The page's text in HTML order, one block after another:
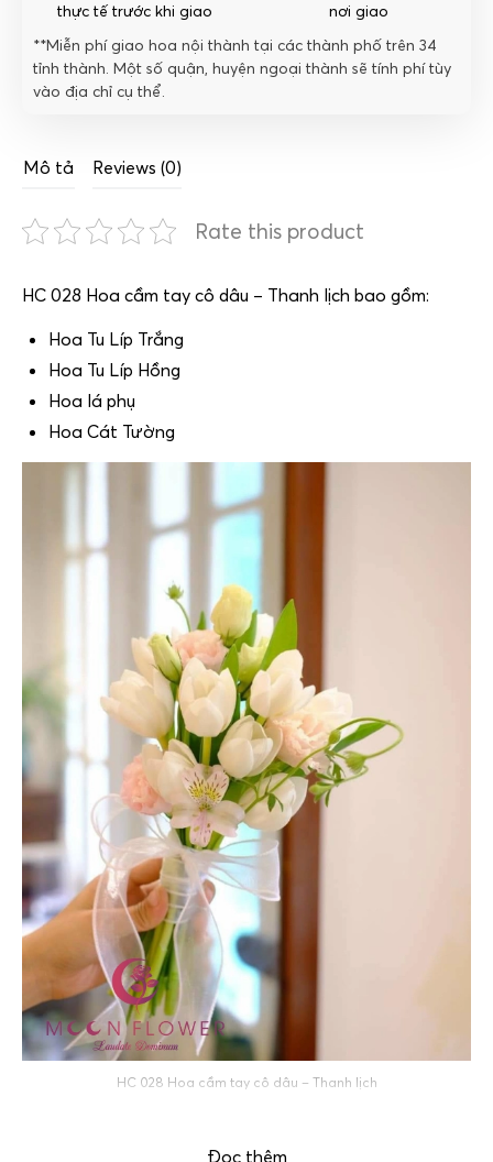
thực tế trước khi giao
nơi giao
**Miễn phí giao hoa nội thành tại các thành phố trên 34
tỉnh thành. Một số quận, huyện ngoại thành sẽ tính phí tùy
vào địa chỉ cụ thể.
Mô tả Reviews (0)
Rate this product
HC 028 Hoa cầm tay cô dâu – Thanh lịch bao gồm:
Hoa Tu Líp Trắng
Hoa Tu Líp Hồng
Hoa lá phụ
Hoa Cát Tường
HC 028 Hoa cầm tay cô dâu – Thanh lịch
Đọc thêm